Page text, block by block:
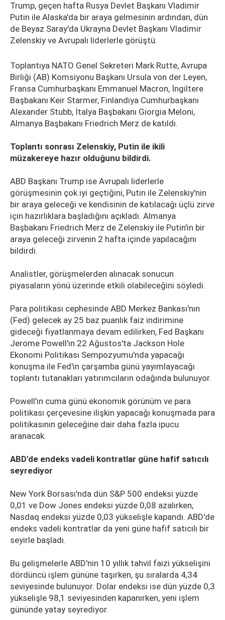
Trump, geçen hafta Rusya Devlet Başkanı Vladimir
Putin ile Alaska'da bir araya gelmesinin ardından, dün
de Beyaz Saray'da Ukrayna Devlet Başkanı Vladimir
Zelenskiy ve Avrupalı liderlerle görüştü.
Toplantıya NATO Genel Sekreteri Mark Rutte, Avrupa
Birliği (AB) Komsiyonu Başkanı Ursula von der Leyen,
Fransa Cumhurbaşkanı Emmanuel Macron, İngiltere
Başbakanı Keir Starmer, Finlandiya Cumhurbaşkanı
Alexander Stubb, İtalya Başbakanı Giorgia Meloni,
Almanya Başbakanı Friedrich Merz de katıldı.
Toplantı sonrası Zelenskiy, Putin ile ikili
müzakereye hazır olduğunu bildirdi.
ABD Başkanı Trump ise Avrupalı liderlerle
görüşmesinin çok iyi geçtiğini, Putin ile Zelenskiy'nin
bir araya geleceği ve kendisinin de katılacağı üçlü zirve
için hazırlıklara başladığını açıkladı. Almanya
Başbakanı Friedrich Merz de Zelenskiy ile Putin'in bir
araya geleceği zirvenin 2 hafta içinde yapılacağını
bildirdi.
Analistler, görüşmelerden alınacak sonucun
piyasaların yönü üzerinde etkili olabileceğini söyledi.
Para politikası cephesinde ABD Merkez Bankası'nın
(Fed) gelecek ay 25 baz puanlık faiz indirimine
gideceği fiyatlanmaya devam edilirken, Fed Başkanı
Jerome Powell'ın 22 Ağustos'ta Jackson Hole
Ekonomi Politikası Sempozyumu'nda yapacağı
konuşma ile Fed'in çarşamba günü yayımlayacağı
toplantı tutanakları yatırımcıların odağında bulunuyor.
Powell'ın cuma günü ekonomik görünüm ve para
politikası çerçevesine ilişkin yapacağı konuşmada para
politikasının geleceğine dair daha fazla ipucu
aranacak.
ABD'de endeks vadeli kontratlar güne hafif satıcılı
seyrediyor
New York Borsası'nda dün S&P 500 endeksi yüzde
0,01 ve Dow Jones endeksi yüzde 0,08 azalırken,
Nasdaq endeksi yüzde 0,03 yükselişle kapandı. ABD'de
endeks vadeli kontratlar da yeni güne hafif satıcılı bir
seyirle başladı.
Bu gelişmelerle ABD'nin 10 yıllık tahvil faizi yükselişini
dördüncü işlem gününe taşırken, şu sıralarda 4,34
seviyesinde bulunuyor. Dolar endeksi ise dün yüzde 0,3
yükselişle 98,1 seviyesinden kapanırken, yeni işlem
gününde yatay seyrediyor.